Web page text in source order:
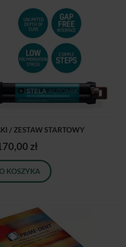
/ ZESTAW STARTOWY
zł
KOSZYKA